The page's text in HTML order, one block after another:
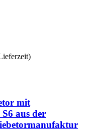
mit
aus der